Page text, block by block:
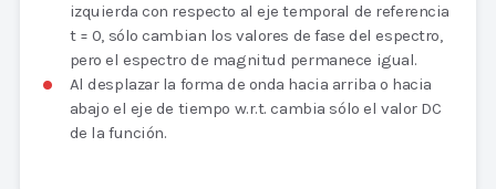
izquierda con respecto al eje temporal de referencia
t = 0, sólo cambian los valores de fase del espectro,
pero el espectro de magnitud permanece igual.
Al desplazar la forma de onda hacia arriba o hacia
abajo el eje de tiempo w.r.t. cambia sólo el valor DC
de la función.